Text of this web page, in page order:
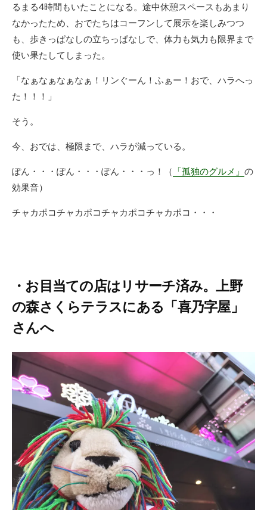
るまる4時間もいたことになる。途中休憩スペースもあまり
なかったため、おでたちはコーフンして展示を楽しみつつ
も、歩きっぱなしの立ちっぱなしで、体力も気力も限界まで
使い果たしてしまった。
「なぁなぁなぁなぁ！リンぐーん！ふぁー！おで、ハラへっ
た！！！」
そう。
今、おでは、極限まで、ハラが減っている。
ぽん・・・ぽん・・・ぽん・・・っ！（ 「孤独のグルメ」 の
効果音）
チャカポコチャカポコチャカポコチャカポコ・・・
・お目当ての店はリサーチ済み。上野
の森さくらテラスにある「喜乃字屋」
さんへ